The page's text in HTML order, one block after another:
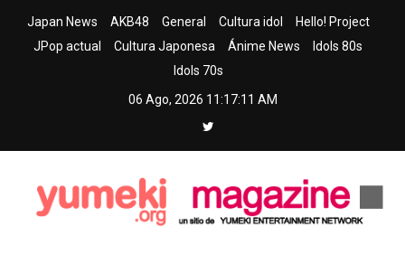
Japan News AKB48 General Cultura idol
Hello! Project
JPop actual
Cultura Japonesa Ánime News
Idols 80s
Idols 70s
06 Ago, 2026 11:17:13 AM